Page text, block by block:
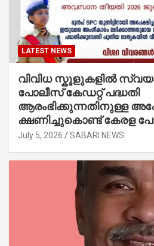
LATEST NEWS
വിവിധ സ്കൂളുകളില്‍
പോലീസ് കേഡറ്റ് പദ്ധതി
ആരംഭിക്കുന്നതിനുള്ള
ക്ഷണിച്ചുകൊണ്ട് കേരള
July 5, 2026 SABARI NEWS